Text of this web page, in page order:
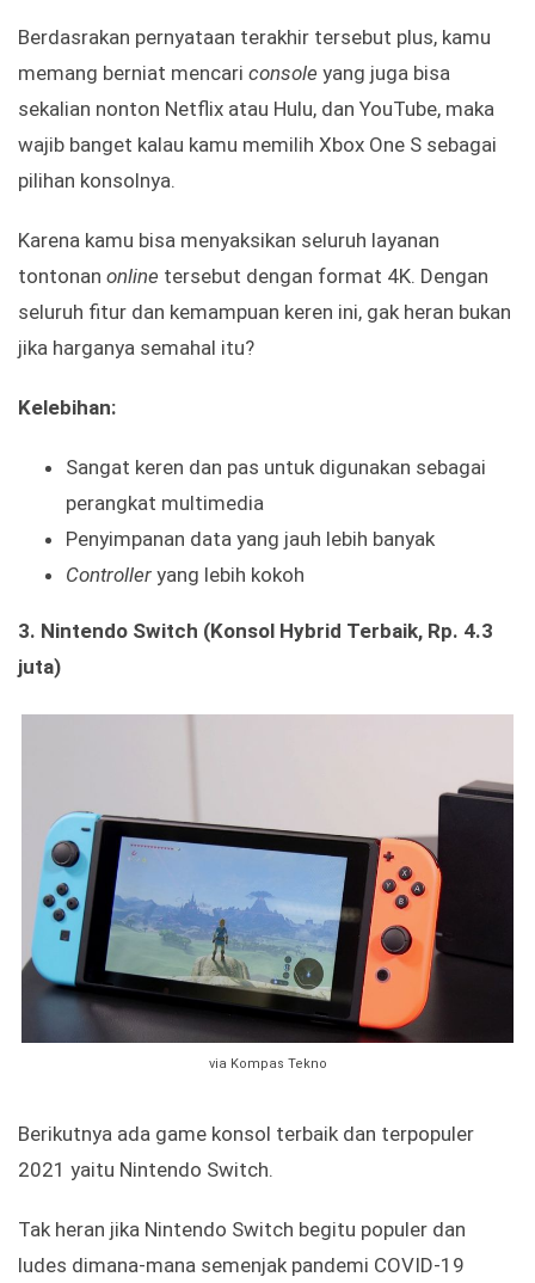
Berdasrakan pernyataan terakhir tersebut plus, kamu
memang berniat mencari console yang juga bisa
sekalian nonton Netflix atau Hulu, dan YouTube, maka
wajib banget kalau kamu memilih Xbox One S sebagai
pilihan konsolnya.
Karena kamu bisa menyaksikan seluruh layanan
tontonan online tersebut dengan format 4K. Dengan
seluruh fitur dan kemampuan keren ini, gak heran bukan
jika harganya semahal itu?
Kelebihan:
Sangat keren dan pas untuk digunakan sebagai
perangkat multimedia
Penyimpanan data yang jauh lebih banyak
Controller yang lebih kokoh
3. Nintendo Switch (Konsol Hybrid Terbaik, Rp. 4.3
juta)
via Kompas Tekno
Berikutnya ada game konsol terbaik dan terpopuler
2021 yaitu Nintendo Switch.
Tak heran jika Nintendo Switch begitu populer dan
ludes dimana-mana semenjak pandemi COVID-19